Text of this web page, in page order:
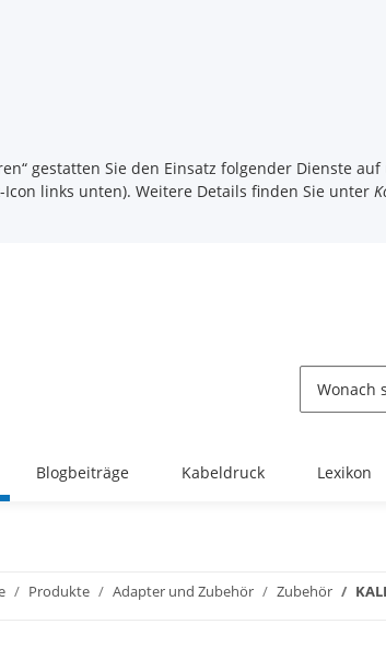
gestatten Sie den Einsatz folgender Dienste
links unten). Weitere Details finden Sie unter
Blogbeiträge Kabeldruck Lexikon
Produkte Adapter und Zubehör Zubehör